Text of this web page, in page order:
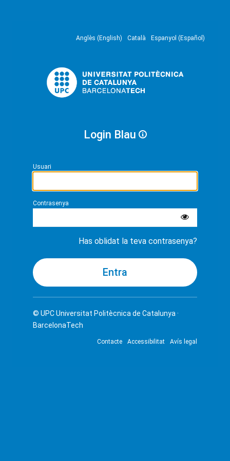
Anglès (English) Català Espanyol (Español)
Login Blau
Usuari
Contrasenya
Has oblidat la teva contrasenya?
© UPCUniversitat Politècnica de Catalunya ·
BarcelonaTech
Contacte Accessibilitat Avís legal